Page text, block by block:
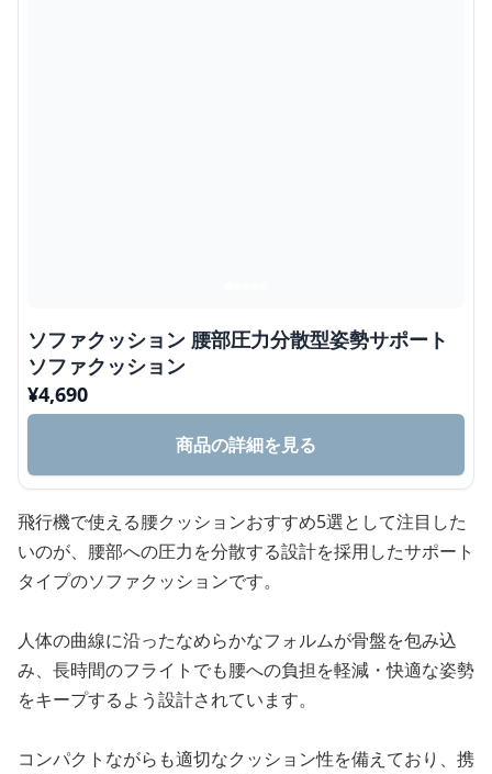
ソファクッション 腰部圧力分散型姿勢サポート
ソファクッション
¥4,690
商品の詳細を見る
飛行機で使える腰クッションおすすめ5選として注目した
いのが、腰部への圧力を分散する設計を採用したサポート
タイプのソファクッションです。
人体の曲線に沿ったなめらかなフォルムが骨盤を包み込
み、長時間のフライトでも腰への負担を軽減・快適な姿勢
をキープするよう設計されています。
コンパクトながらも適切なクッション性を備えており、携